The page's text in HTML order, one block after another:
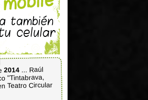
2014 ... Raúl
"Tintabrava,
Teatro Circular